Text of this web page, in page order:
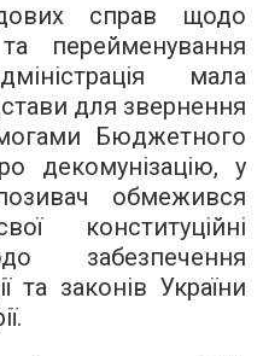
справ щодо
перейменування
мала
для звернення
Бюджетного
декомунізацію, у
обмежився
конституційні
забезпечення
та законів України